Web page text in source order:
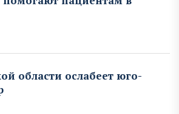
области ослабеет юго-